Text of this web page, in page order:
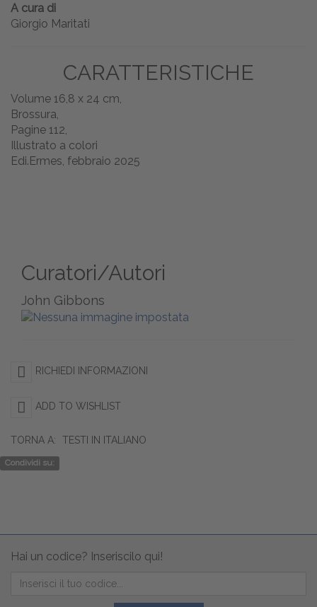
A cura di
Giorgio Maritati
CARATTERISTICHE
Volume 16,8 x 24 cm,
Brossura,
Pagine 112,
Illustrato a colori
Edi.Ermes, febbraio 2025
Curatori/Autori
John Gibbons
RICHIEDI INFORMAZIONI
ADD TO WISHLIST
TORNA A: TESTI IN ITALIANO
Condividi su:
Hai un codice? Inseriscilo qui!